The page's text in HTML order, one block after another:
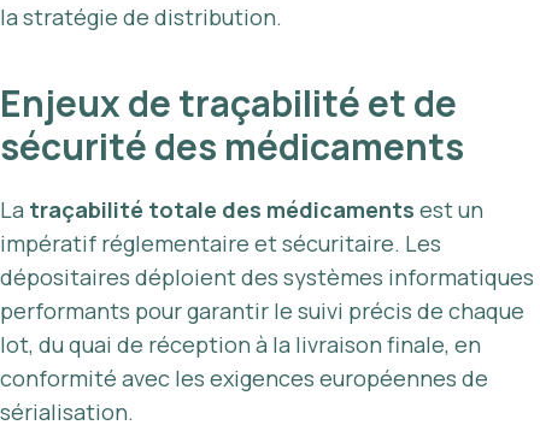
la stratégie de distribution.
Enjeux de traçabilité et de
sécurité des médicaments
La traçabilité totale des médicaments est un
impératif réglementaire et sécuritaire. Les
dépositaires déploient des systèmes informatiques
performants pour garantir le suivi précis de chaque
lot, du quai de réception à la livraison finale, en
conformité avec les exigences européennes de
sérialisation.